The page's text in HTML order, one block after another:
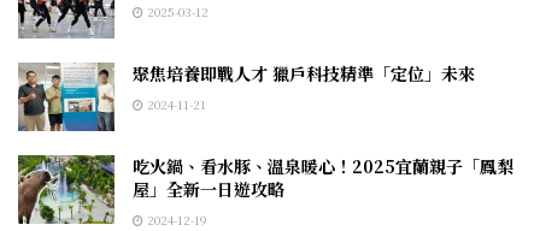
2025-03-12
聚焦培養即戰人才 獵戶科技精準「定位」未來
2024-11-21
吃火鍋、看水豚、溫泉暖心！2025宜蘭親子「鳳梨
屋」全新一日遊攻略
2024-12-19